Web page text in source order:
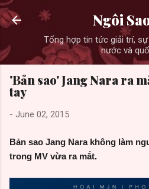
Skip to main
Ngôi
Tổng hợp tin tức giải trí,
nước và
'Bản sao' Jang Nara ra
tay
- June 02, 2015
Bản sao Jang Nara không làm
trong MV vừa ra mắt.